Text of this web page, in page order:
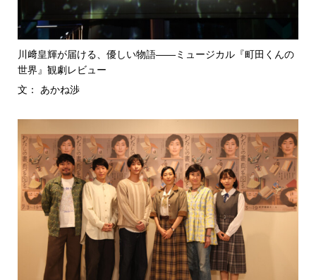
川﨑皇輝が届ける、優しい物語――ミュージカル『町田くんの
世界』観劇レビュー
文： あかね渉